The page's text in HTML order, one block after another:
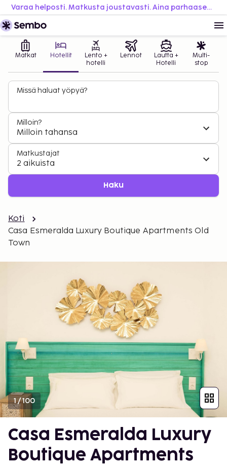
Varaa helposti. Matkusta joustavasti. Aina parhaaseen hintaan.
Matkat Hotellit
Lento +
hotelli
Lennot
Lautta +
Hotelli
Multi-
stop
Missä haluat yöpyä?
Milloin?
Milloin tahansa
Matkustajat
2 aikuista
Haku
Koti
Casa Esmeralda Luxury Boutique Apartments Old
Town
1/100
Casa Esmeralda Luxury
Boutique Apartments